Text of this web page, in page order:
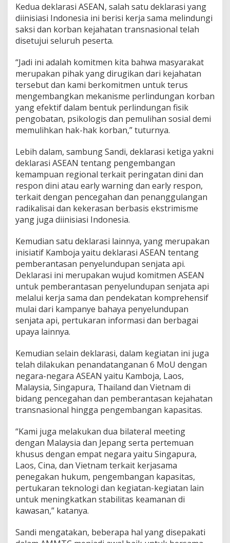
Kedua deklarasi ASEAN, salah satu deklarasi yang
diinisiasi Indonesia ini berisi kerja sama melindungi
saksi dan korban kejahatan transnasional telah
disetujui seluruh peserta.
“Jadi ini adalah komitmen kita bahwa masyarakat
merupakan pihak yang dirugikan dari kejahatan
tersebut dan kami berkomitmen untuk terus
mengembangkan mekanisme perlindungan korban
yang efektif dalam bentuk perlindungan fisik
pengobatan, psikologis dan pemulihan sosial demi
memulihkan hak-hak korban,” tuturnya.
Lebih dalam, sambung Sandi, deklarasi ketiga yakni
deklarasi ASEAN tentang pengembangan
kemampuan regional terkait peringatan dini dan
respon dini atau early warning dan early respon,
terkait dengan pencegahan dan penanggulangan
radikalisai dan kekerasan berbasis ekstrimisme
yang juga diinisiasi Indonesia.
Kemudian satu deklarasi lainnya, yang merupakan
inisiatif Kamboja yaitu deklarasi ASEAN tentang
pemberantasan penyelundupan senjata api.
Deklarasi ini merupakan wujud komitmen ASEAN
untuk pemberantasan penyelundupan senjata api
melalui kerja sama dan pendekatan komprehensif
mulai dari kampanye bahaya penyelundupan
senjata api, pertukaran informasi dan berbagai
upaya lainnya.
Kemudian selain deklarasi, dalam kegiatan ini juga
telah dilakukan penandatanganan 6 MoU dengan
negara-negara ASEAN yaitu Kamboja, Laos,
Malaysia, Singapura, Thailand dan Vietnam di
bidang pencegahan dan pemberantasan kejahatan
transnasional hingga pengembangan kapasitas.
“Kami juga melakukan dua bilateral meeting
dengan Malaysia dan Jepang serta pertemuan
khusus dengan empat negara yaitu Singapura,
Laos, Cina, dan Vietnam terkait kerjasama
penegakan hukum, pengembangan kapasitas,
pertukaran teknologi dan kegiatan-kegiatan lain
untuk meningkatkan stabilitas keamanan di
kawasan,” katanya.
Sandi mengatakan, beberapa hal yang disepakati